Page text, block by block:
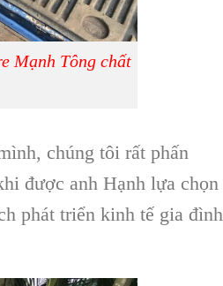
Mạnh Tông chất
chúng tôi rất phấn
được anh Hạnh lựa chọn
phát triển kinh tế gia đình